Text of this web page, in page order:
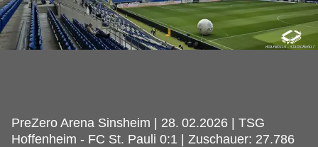
PreZero Arena Sinsheim | 28. 02.2026 | TSG
Hoffenheim - FC St. Pauli 0:1 | Zuschauer: 27.786